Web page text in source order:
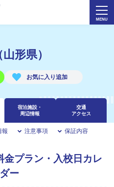
形県）
宿泊施設・
周辺情報
交通
アクセス
報 注意事項 保証内容
金プラン・入校日カレ
ー